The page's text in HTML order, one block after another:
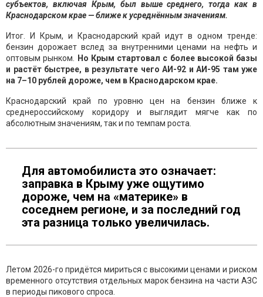
субъектов, включая Крым, был выше среднего, тогда как в
Краснодарском крае — ближе к усреднённым значениям.
Итог. И Крым, и Краснодарский край идут в одном тренде:
бензин дорожает вслед за внутренними ценами на нефть и
оптовым рынком.
Но Крым стартовал с более высокой базы
и растёт быстрее, в результате чего АИ-92 и АИ-95 там уже
на 7–10 рублей дороже, чем в Краснодарском крае.
Краснодарский край по уровню цен на бензин ближе к
среднероссийскому коридору и выглядит мягче как по
абсолютным значениям, так и по темпам роста.
Для автомобилиста это означает:
заправка в Крыму уже ощутимо
дороже, чем на «материке» в
соседнем регионе, и за последний год
эта разница только увеличилась.
Летом 2026-го придётся мириться с высокими ценами и риском
временного отсутствия отдельных марок бензина на части АЗС
в периоды пикового спроса.